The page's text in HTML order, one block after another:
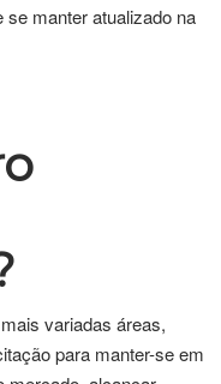
manter atualizado na
variadas áreas,
para manter-se em